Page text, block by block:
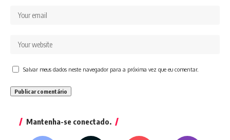
Salvar meus dados neste navegador para a próxima vez que eu comentar.
Mantenha-se conectado.